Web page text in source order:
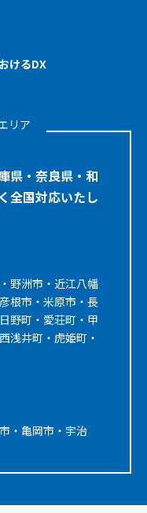
けるDX
リア
県・奈良県・和
全国対応いたし
野洲市・近江八幡
根市・米原市・長
野町・愛荘町・甲
浅井町・虎姫町・
・亀岡市・宇治